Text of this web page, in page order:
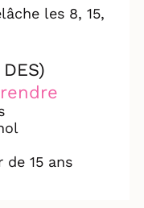
Silences
présent.
une
les 8, 15,
15 ans